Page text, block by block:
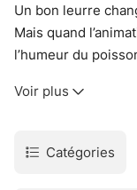
Un bon leurre
Mais quand
l’humeur du
pour couvrir les
sandre qui
Les leurres durs
Voir plus
Catégories